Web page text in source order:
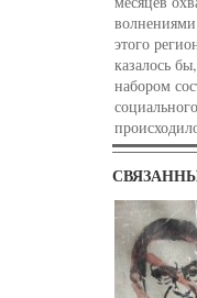
этого
казалось
набором